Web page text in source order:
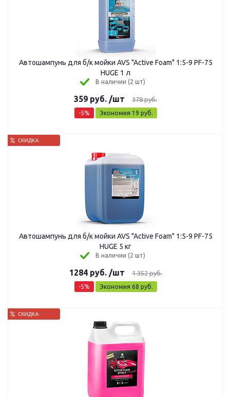
Автошампунь для б/к мойки AVS "Active Foam" 1:5-9 PF-75
HUGE 1 л
В наличии (2 шт)
359 руб. /шт 378руб.
-5% Экономия 19 руб.
Автошампунь для б/к мойки AVS "Active Foam" 1:5-9 PF-75
HUGE 5 кг
В наличии (2 шт)
1284руб. /шт 1 352руб.
-5% Экономия 68 руб.